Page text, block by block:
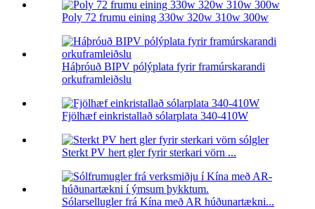
Poly 72 frumu eining 330w 320w 310w 300w
Háþróuð BIPV pólýplata fyrir framúrskarandi
orkuframleiðslu
Fjölhæf einkristallað sólarplata 340-410W
Sterkt PV hert gler fyrir sterkari vörn ...
Sólarsellugler frá Kína með AR húðunartækni...